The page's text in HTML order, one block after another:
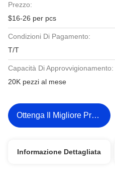
Prezzo:
$16-26 per pcs
Condizioni Di Pagamento:
T/T
Capacità Di Approvvigionamento:
20K pezzi al mese
Ottenga Il Migliore Prezzo
Informazione Dettagliata